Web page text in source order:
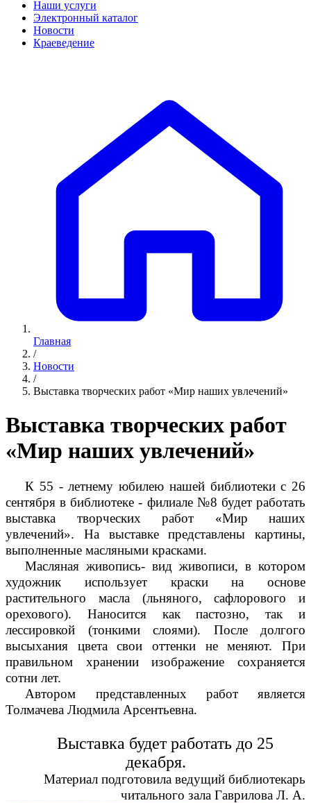
Наши услуги
Электронный каталог
Новости
Краеведение
Главная
/
Новости
/
Выставка творческих работ «Мир наших увлечений»
Выставка творческих работ
«Мир наших увлечений»
К 55 - летнему юбилею нашей библиотеки с 26
сентября в библиотеке - филиале №8 будет работать
выставка творческих работ «Мир наших
увлечений». На выставке представлены картины,
выполненные масляными красками.
Масляная живопись- вид живописи, в котором
художник использует краски на основе
растительного масла (льняного, сафлорового и
орехового). Наносится как пастозно, так и
лессировкой (тонкими слоями). После долгого
высыхания цвета свои оттенки не меняют. При
правильном хранении изображение сохраняется
сотни лет.
Автором представленных работ является
Толмачева Людмила Арсентьевна.
Выставка будет работать до 25
декабря.
Материал подготовила ведущий библиотекарь
читального зала Гаврилова Л. А.